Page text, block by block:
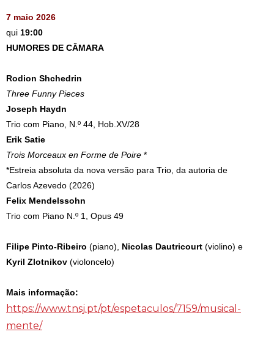
7 maio 2026
qui 19:00
HUMORES DE CÂMARA
Rodion Shchedrin
Three Funny Pieces
Joseph Haydn
Trio com Piano, N.º 44, Hob.XV/28
Erik Satie
Trois Morceaux en Forme de Poire *
*Estreia absoluta da nova versão para Trio, da autoria de
Carlos Azevedo (2026)
Felix Mendelssohn
Trio com Piano N.º 1, Opus 49
Filipe Pinto-Ribeiro (piano), Nicolas Dautricourt (violino) e
Kyril Zlotnikov (violoncelo)
Mais informação:
https://www.tnsj.pt/pt/espetaculos/7159/musical-
mente/